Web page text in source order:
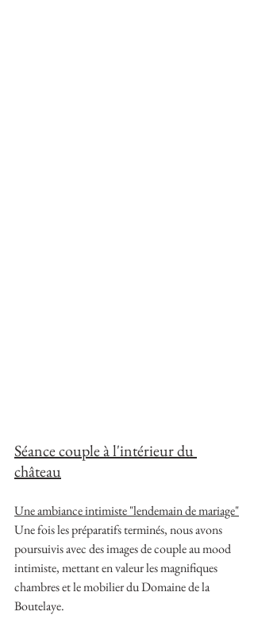
Séance couple à l'intérieur du
château
Une ambiance intimiste "lendemain de mariage"
Une fois les préparatifs terminés, nous avons
poursuivis avec des images de couple au mood
intimiste, mettant en valeur les magnifiques
chambres et le mobilier du Domaine de la
Boutelaye.